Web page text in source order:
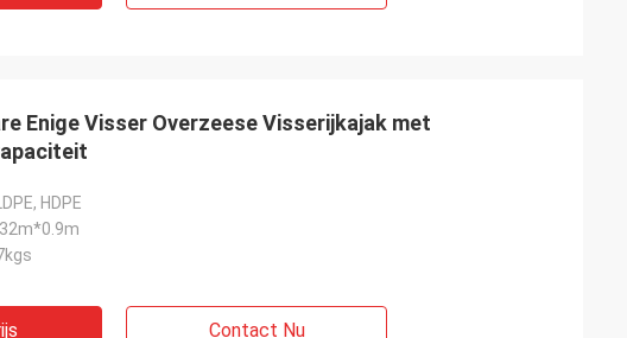
Enige Visser Overzeese Visserijkajak met
HDPE
Contact Nu